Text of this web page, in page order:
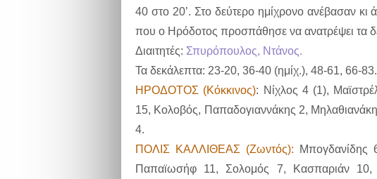
40 στο 20’. Στο δεύτερο ημίχρονο ανέβασαν
που ο Ηρόδοτος προσπάθησε να ανατρέψει τα
Διαιτητές: Σπυρόπουλος, Ντάνος.
Τα δεκάλεπτα: 23-20, 36-40 (ημίχ.), 48-61, 66-83.
ΗΡΟΔΟΤΟΣ (Κόκκινος): Νίχλος 4 (1),
15, Κολοβός, Παπαδογιαννάκης 2,
4.
ΠΟΛΙΣ ΚΑΛΛΙΘΕΑΣ (Ζωντός): Μπογδανίδης
Παπαϊωσήφ 11, Σολομός 7, Κασπαριάν